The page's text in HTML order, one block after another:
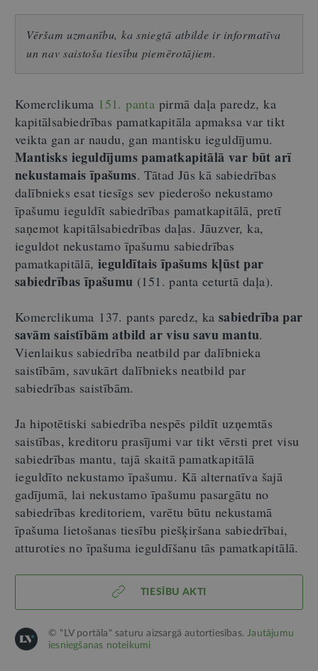
Vēršam uzmanību, ka sniegtā atbilde ir informatīva
un nav saistoša tiesību piemērotājiem.
Komerclikuma 151. panta pirmā daļa paredz, ka
kapitālsabiedrības pamatkapitāla apmaksa var tikt
veikta gan ar naudu, gan mantisku ieguldījumu.
Mantisks ieguldījums pamatkapitālā var būt arī
nekustamais īpašums. Tātad Jūs kā sabiedrības
dalībnieks esat tiesīgs sev piederošo nekustamo
īpašumu ieguldīt sabiedrības pamatkapitālā, pretī
saņemot kapitālsabiedrības daļas. Jāuzver, ka,
ieguldot nekustamo īpašumu sabiedrības
pamatkapitālā,ieguldītais īpašums kļūst par
sabiedrības īpašumu (151. panta ceturtā daļa).
Komerclikuma 137. pants paredz, ka sabiedrība par
savām saistībām atbild ar visu savu mantu.
Vienlaikus sabiedrība neatbild par dalībnieka
saistībām, savukārt dalībnieks neatbild par
sabiedrības saistībām.
Ja hipotētiski sabiedrība nespēs pildīt uzņemtās
saistības, kreditoru prasījumi var tikt vērsti pret visu
sabiedrības mantu, tajā skaitā pamatkapitālā
ieguldīto nekustamo īpašumu. Kā alternatīva šajā
gadījumā, lai nekustamo īpašumu pasargātu no
sabiedrības kreditoriem, varētu būtu nekustamā
īpašuma lietošanas tiesību piešķiršana sabiedrībai,
atturoties no īpašuma ieguldīšanu tās pamatkapitālā.
TIESĪBU AKTI
© "LV portāla" saturu aizsargā autortiesības.Jautājumu
iesniegšanas noteikumi